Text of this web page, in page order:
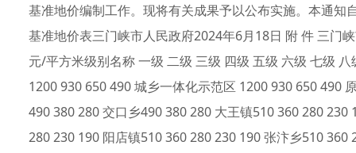
基准地价编制工作。现将有关成果予以公布实施。本通
基准地价表三门峡市人民政府2024年6月18日 附 件 三门
元/平方米级别名称 一级 二级 三级 四级 五级 六级 七级
1200 930 650 490 城乡一体化示范区 1200 930 650 490
490 380 280 交口乡490 380 280 大王镇510 360 280
280 230 190 阳店镇510 360 280 230 190 张汴乡510